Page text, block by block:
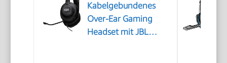
Kabelgebundenes
Over-Ear Gaming
Headset mit JBL